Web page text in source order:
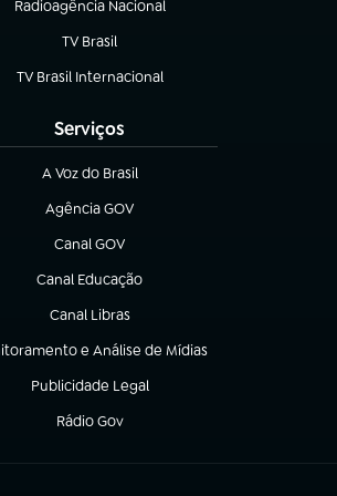
Radioagência Nacional
(abre em nova aba)
TV Brasil
(abre em nova aba)
TV Brasil Internacional
(abre em nova aba)
Serviços
A Voz do Brasil
(abre em nova aba)
Agência GOV
(abre em nova aba)
Canal GOV
(abre em nova aba)
Canal Educação
(abre em nova aba)
Canal Libras
(abre em nova aba)
e Análise de Mídias
em nova aba)
Publicidade Legal
(abre em nova aba)
Rádio Gov
(abre em nova aba)